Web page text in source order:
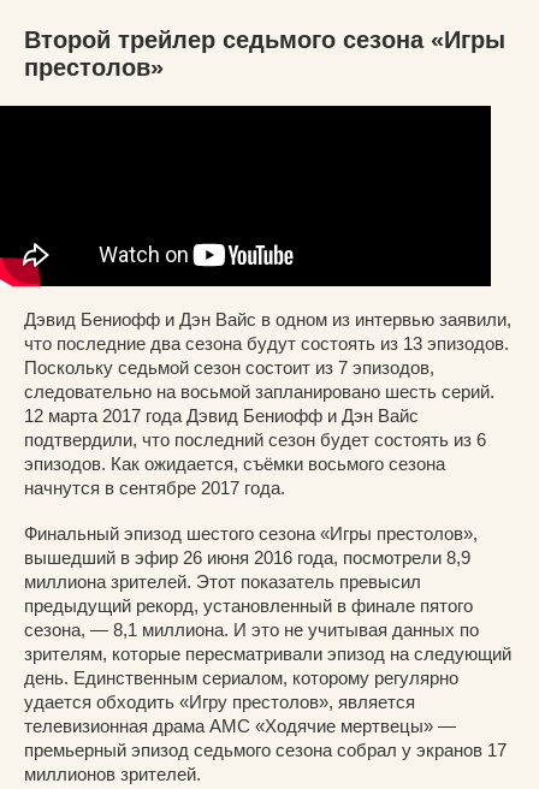
Второй трейлер седьмого сезона «Игры
престолов»
Дэвид Бениофф и Дэн Вайс в одном из интервью заявили,
что последние два сезона будут состоять из 13 эпизодов.
Поскольку седьмой сезон состоит из 7 эпизодов,
следовательно на восьмой запланировано шесть серий.
12 марта 2017 года Дэвид Бениофф и Дэн Вайс
подтвердили, что последний сезон будет состоять из 6
эпизодов. Как ожидается, съёмки восьмого сезона
начнутся в сентябре 2017 года.
Финальный эпизод шестого сезона «Игры престолов»,
вышедший в эфир 26 июня 2016 года, посмотрели 8,9
миллиона зрителей. Этот показатель превысил
предыдущий рекорд, установленный в финале пятого
сезона, — 8,1 миллиона. И это не учитывая данных по
зрителям, которые пересматривали эпизод на следующий
день. Единственным сериалом, которому регулярно
удается обходить «Игру престолов», является
телевизионная драма AMC «Ходячие мертвецы» —
премьерный эпизод седьмого сезона собрал у экранов 17
миллионов зрителей.